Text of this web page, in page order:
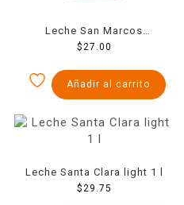
Leche San Marcos
deslactosada 1 l
$27.00
Añadir al carrito
Leche Santa Clara light 1 l
$ 29.75